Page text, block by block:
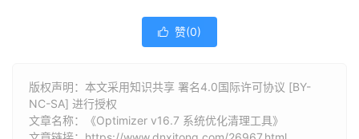
 赞(0)
版权声明：本文采用知识共享 署名4.0国际许可协议 [BY-
NC-SA] 进行授权
文章名称：《Optimizer v16.7 系统优化清理工具》